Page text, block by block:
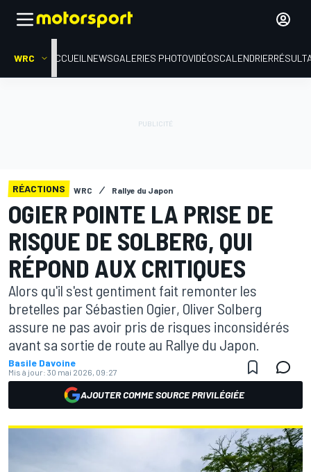
WRC ACCUEIL NEWSGALERIES PHOTOVIDÉOSCALENDRIER
RÉACTIONS WRC Rallye du Japon
OGIER POINTE LA PRISE DE
RISQUE DE SOLBERG, QUI
RÉPOND AUX CRITIQUES
Alors qu'il s'est gentiment fait remonter les
bretelles par Sébastien Ogier, Oliver Solberg
assure ne pas avoir pris de risques inconsidérés
avant sa sortie de route au Rallye du Japon.
Basile Davoine
Mis à jour: 30 mai 2026, 09:27
AJOUTER COMME SOURCE PRIVILÉGIÉE